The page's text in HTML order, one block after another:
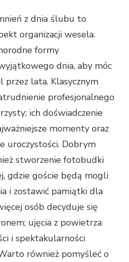
z dnia ślubu to
organizacji wesela.
formy
dnia, aby móc
przez lata. Klasycznym
profesjonalnego
ich doświadczenie
momenty oraz
uroczystości. Dobrym
stworzenie fotobudki
gdzie goście będą mogli
i zostawić pamiątki dla
osób decyduje się
ujęcia z powietrza
i spektakularności
również pomyśleć o